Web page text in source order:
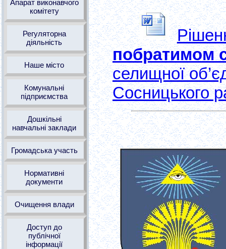
Апарат виконавчого
комітету
Регуляторна
діяльність
Наше місто
Комунальні
підприємства
Дошкільні
навчальні заклади
Громадська участь
Нормативні
документи
Очищення влади
Доступ до
публічної
інформації
побратимом
селищної
Сосницького